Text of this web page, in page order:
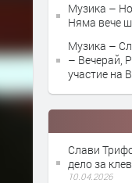
Музика –
Няма вече
Музика –
– Вечерай,
участие на
Слави
дело за
10.04.2026